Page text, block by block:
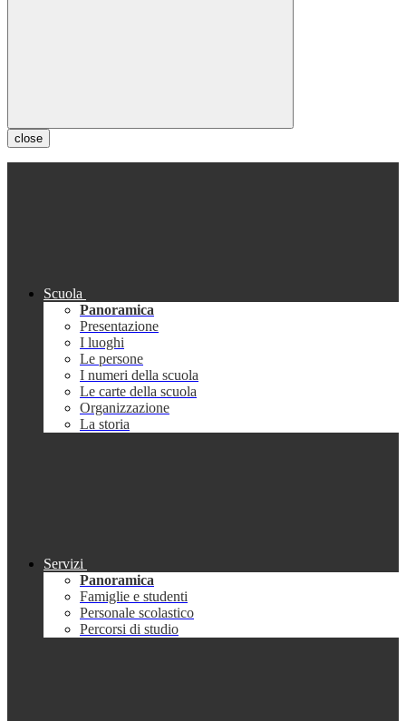
close
Scuola
Panoramica
Presentazione
I luoghi
Le persone
I numeri della scuola
Le carte della scuola
Organizzazione
La storia
Servizi
Panoramica
Famiglie e studenti
Personale scolastico
Percorsi di studio